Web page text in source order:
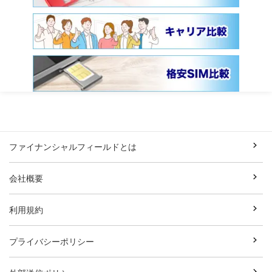
ファイナンシャルフィールドとは
会社概要
利用規約
プライバシーポリシー